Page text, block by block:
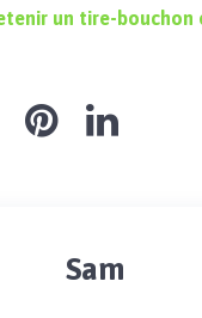
un tire-bouchon
Sam